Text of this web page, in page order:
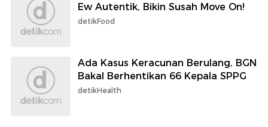
Ew Autentik, Bikin Susah Move On!
detikFood
Ada Kasus Keracunan Berulang, BGN
Bakal Berhentikan 66 Kepala SPPG
detikHealth